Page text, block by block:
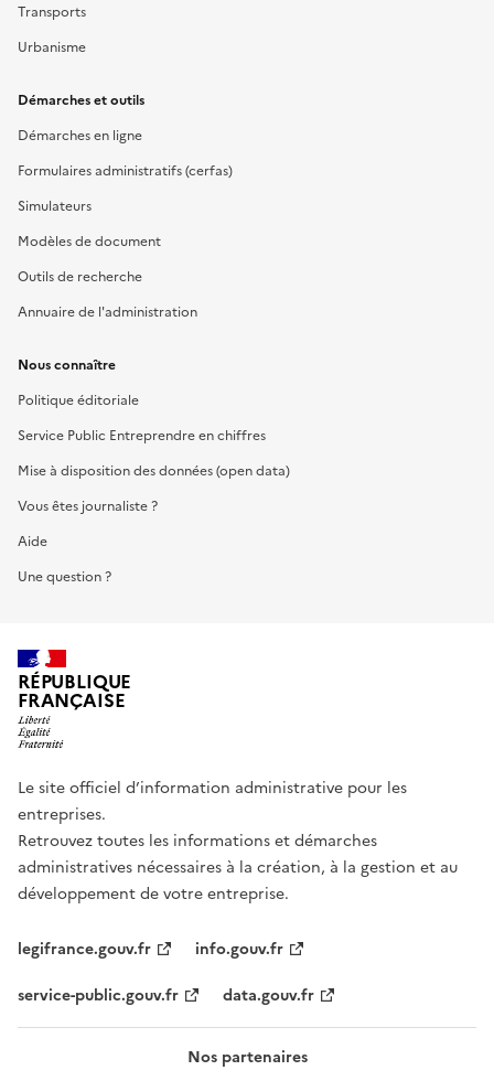
Transports
Urbanisme
Démarches et outils
Démarches en ligne
Formulaires administratifs (cerfas)
Simulateurs
Modèles de document
Outils de recherche
Annuaire de l'administration
Nous connaître
Politique éditoriale
Service Public Entreprendre en chiffres
Mise à disposition des données (open data)
Vous êtes journaliste ?
Aide
Une question ?
RÉPUBLIQUE
FRANÇAISE
Le site officiel d’information administrative pour les
entreprises.
Retrouvez toutes les informations et démarches
administratives nécessaires à la création, à la gestion et au
développement de votre entreprise.
legifrance.gouv.fr
info.gouv.fr
service-public.gouv.fr
data.gouv.fr
Nos partenaires